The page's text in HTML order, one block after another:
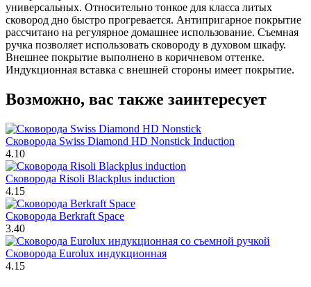
универсальных. Относительно тонкое для класса литых
сковород дно быстро прогревается. Антипригарное покрытие
рассчитано на регулярное домашнее использование. Съемная
ручка позволяет использовать сковороду в духовом шкафу.
Внешнее покрытие выполнено в коричневом оттенке.
Индукционная вставка с внешней стороны имеет покрытие.
Возможно, вас также заинтересует
Сковорода Swiss Diamond HD Nonstick Induction
4.10
Сковорода Risoli Blackplus induction
4.15
Сковорода Berkraft Space
3.40
Сковорода Eurolux индукционная
4.15